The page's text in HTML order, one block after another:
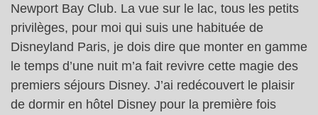
Newport Bay Club. La vue sur le lac, tous les petits
privilèges, pour moi qui suis une habituée de
Disneyland Paris, je dois dire que monter en gamme
le temps d’une nuit m’a fait revivre cette magie des
premiers séjours Disney. J’ai redécouvert le plaisir
de dormir en hôtel Disney pour la première fois